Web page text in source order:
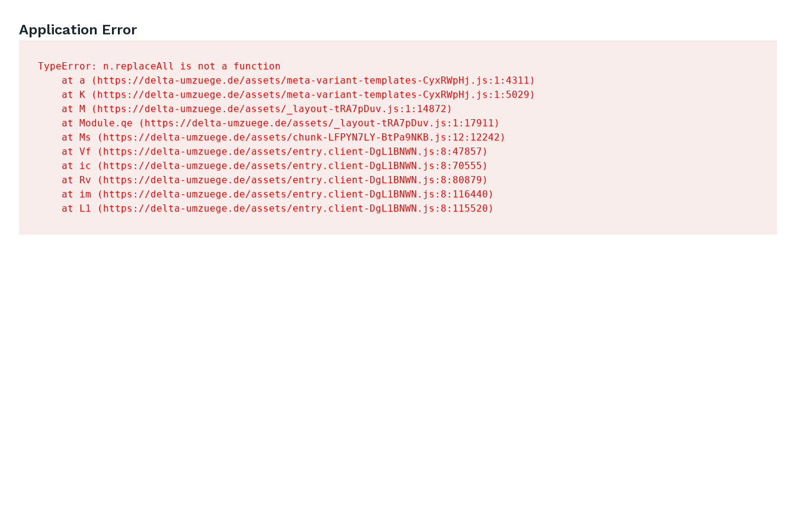
Application Error
TypeError: n.replaceAll is not a function
    at a (https://delta-umzuege.de/assets/meta-variant-templates-CyxRWpHj.js:1:4311)
    at K (https://delta-umzuege.de/assets/meta-variant-templates-CyxRWpHj.js:1:5029)
    at M (https://delta-umzuege.de/assets/_layout-tRA7pDuv.js:1:14872)
    at Module.qe (https://delta-umzuege.de/assets/_layout-tRA7pDuv.js:1:17911)
    at Ms (https://delta-umzuege.de/assets/chunk-LFPYN7LY-BtPa9NKB.js:12:12242)
    at Vf (https://delta-umzuege.de/assets/entry.client-DgL1BNWN.js:8:47857)
    at ic (https://delta-umzuege.de/assets/entry.client-DgL1BNWN.js:8:70555)
    at Rv (https://delta-umzuege.de/assets/entry.client-DgL1BNWN.js:8:80879)
    at im (https://delta-umzuege.de/assets/entry.client-DgL1BNWN.js:8:116440)
    at L1 (https://delta-umzuege.de/assets/entry.client-DgL1BNWN.js:8:115520)